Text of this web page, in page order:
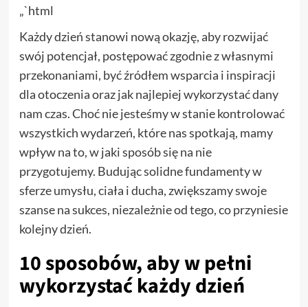
„`html
Każdy dzień stanowi nową okazję, aby rozwijać
swój potencjał, postępować zgodnie z własnymi
przekonaniami, być źródłem wsparcia i inspiracji
dla otoczenia oraz jak najlepiej wykorzystać dany
nam czas. Choć nie jesteśmy w stanie kontrolować
wszystkich wydarzeń, które nas spotkają, mamy
wpływ na to, w jaki sposób się na nie
przygotujemy. Budując solidne fundamenty w
sferze umysłu, ciała i ducha, zwiększamy swoje
szanse na sukces, niezależnie od tego, co przyniesie
kolejny dzień.
10 sposobów, aby w pełni
wykorzystać każdy dzień